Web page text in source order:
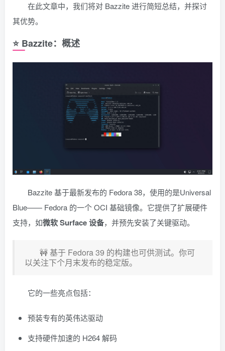
在此文章中，我们将对 Bazzite 进行简短总结，并探讨
其优势。
⭐ Bazzite：概述
Bazzite 基于最新发布的 Fedora 38，使用的是Universal
Blue—— Fedora 的一个 OCI 基础镜像。它提供了扩展硬件
支持，如微软 Surface 设备，并预先安装了关键驱动。
🚧 基于 Fedora 39 的构建也可供测试。你可
以关注下个月末发布的稳定版。
它的一些亮点包括：
预装专有的英伟达驱动
支持硬件加速的 H264 解码